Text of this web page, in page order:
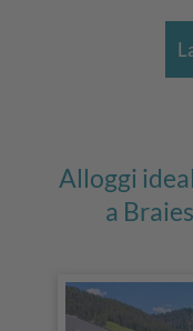
Alloggi
a